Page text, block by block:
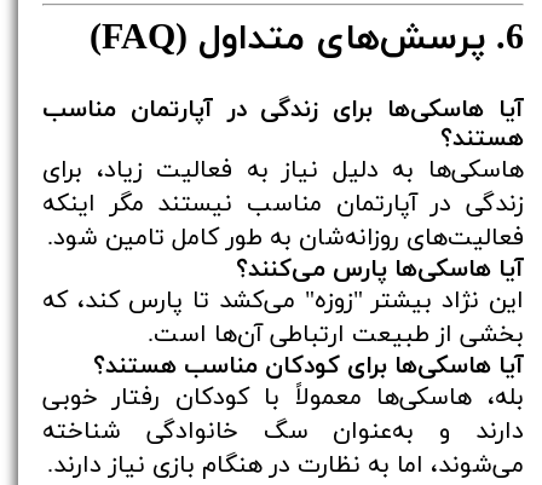
6. پرسش‌های متداول (FAQ)
آیا هاسکی‌ها برای زندگی در آپارتمان مناسب
هستند؟
هاسکی‌ها به دلیل نیاز به فعالیت زیاد، برای
زندگی در آپارتمان مناسب نیستند مگر اینکه
فعالیت‌های روزانه‌شان به طور کامل تامین شود.
آیا هاسکی‌ها پارس می‌کنند؟
این نژاد بیشتر "زوزه" می‌کشد تا پارس کند، که
بخشی از طبیعت ارتباطی آن‌ها است.
آیا هاسکی‌ها برای کودکان مناسب هستند؟
بله، هاسکی‌ها معمولاً با کودکان رفتار خوبی
دارند و به‌عنوان سگ خانوادگی شناخته
می‌شوند، اما به نظارت در هنگام بازی نیاز دارند.